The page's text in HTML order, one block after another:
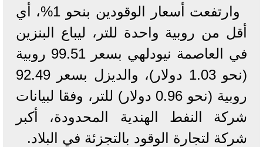
وارتفعت أسعار الوقودين بنحو 1%، أي
أقل من روبية واحدة للتر، ليباع البنزين
في العاصمة نيودلهي بسعر 99.51 روبية
(نحو 1.03 دولار)، والديزل بسعر 92.49
روبية (نحو 0.96 دولار) للتر، وفقا لبيانات
شركة النفط الهندية المحدودة، أكبر
شركة لتجارة الوقود بالتجزئة في البلاد.